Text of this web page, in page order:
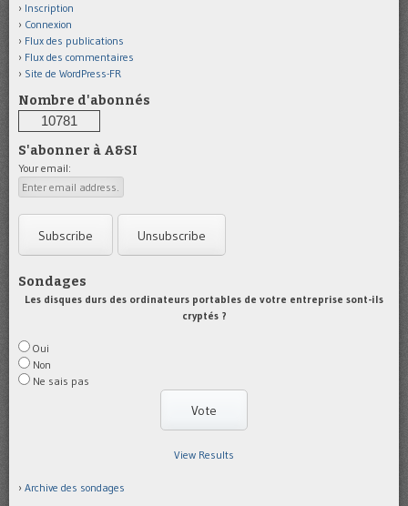
Inscription
Connexion
Flux des publications
Flux des commentaires
Site de WordPress-FR
Nombre d'abonnés
10781
S'abonner à A&SI
Your email:
Sondages
Les disques durs des ordinateurs portables de votre entreprise sont-ils
cryptés ?
Oui
Non
Ne sais pas
View Results
Archive des sondages